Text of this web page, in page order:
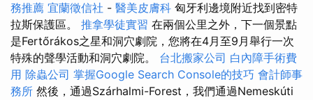
務推薦 宜蘭徵信社 - 醫美皮膚科 匈牙利邊境附近找到密特
拉斯保護區。 推拿學徒實習 在兩個公里之外，下一個景點
是Fertőrákos之星和洞穴劇院，您將在4月至9月舉行一次
特殊的聲學活動和洞穴劇院。 台北搬家公司 白內障手術費
用 除蟲公司 掌握Google Search Console的技巧 會計師事
務所 然後，通過Szárhalmi-Forest，我們通過Nemeskúti